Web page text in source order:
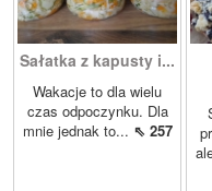
Sałatka z kapusty i...
Wakacje to dla wielu
czas odpoczynku. Dla
mnie jednak to... ⇖ 257